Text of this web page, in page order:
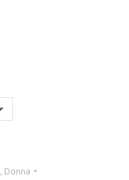
, Donna